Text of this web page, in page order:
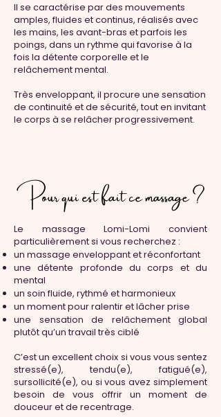
Il se caractérise par des mouvements
amples, fluides et continus, réalisés avec
les mains, les avant-bras et parfois les
poings, dans un rythme qui favorise à la
fois la détente corporelle et le
relâchement mental.
Très enveloppant, il procure une sensation
de continuité et de sécurité, tout en invitant
le corps à se relâcher progressivement.
Pour qui est fait ce massage ?
Le massage Lomi-Lomi convient
particulièrement si vous recherchez :
un massage enveloppant et réconfortant
une détente profonde du corps et du
mental
un soin fluide, rythmé et harmonieux
un moment pour ralentir et lâcher prise
une sensation de relâchement global
plutôt qu’un travail très ciblé
C’est un excellent choix si vous vous sentez
stressé(e), tendu(e), fatigué(e),
sursollicité(e), ou si vous avez simplement
besoin de vous offrir un moment de
douceur et de recentrage.